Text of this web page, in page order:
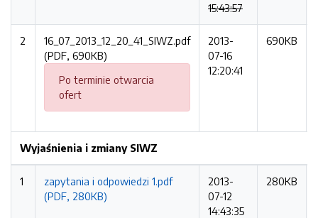
15:43:57
2
16_07_2013_12_20_41_SIWZ.pdf
(PDF, 690KB)
Po terminie otwarcia
ofert
2013-
07-16
12:20:41
690KB
Wyjaśnienia i zmiany SIWZ
1
zapytania i odpowiedzi 1.pdf
(PDF, 280KB)
2013-
07-12
14:43:35
280KB